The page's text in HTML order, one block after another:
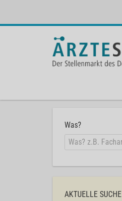
Was?
AKTUELLE SUCHE